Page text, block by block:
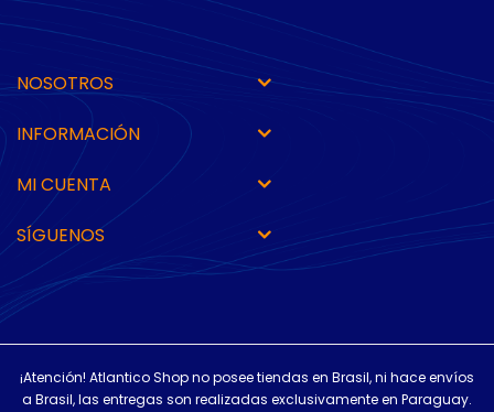
NOSOTROS
INFORMACIÓN
MI CUENTA
SÍGUENOS
¡Atención! Atlantico Shop no posee tiendas en Brasil, ni hace envíos
a Brasil, las entregas son realizadas exclusivamente en Paraguay.